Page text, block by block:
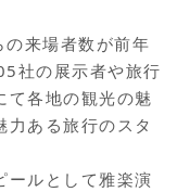
来場者数が前年
社の展示者や旅行
て各地の観光の魅
力ある旅行のスタ
ールとして雅楽演